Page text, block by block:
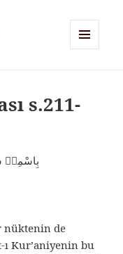
s.211-
بِاسْمِهٖ
nüktenin de
Kur’aniyenin bu